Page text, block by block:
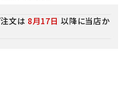
文は 8月17日 以降に当店か